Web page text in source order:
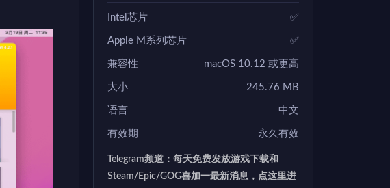
Intel芯片 ✅
Apple M系列芯片 ✅
兼容性 macOS 10.12 或更高
大小 245.76 MB
语言 中文
有效期 永久有效
Telegram频道：每天免费发放游戏下载和
Steam/Epic/GOG喜加一最新消息，点这里进